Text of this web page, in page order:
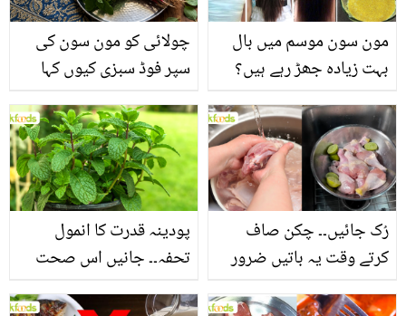
چولائی کو مون سون کی
سپر فوڈ سبزی کیوں کہا
جاتا ہے؟ جانیں وٹامنز،
منرلز اور اینٹی آکسیڈنٹس
سے بھرپور اس سبزی کے
فائدے
مون سون موسم میں بال
بہت زیادہ جھڑ رہے ہیں؟
جانیں بالوں کو مضبوط
بنانے کے چند قدرتی طریقے
پودینہ قدرت کا انمول
تحفہ۔۔ جانیں اس صحت
بخش پتوں کے 10 حیرت
رُک جائیں۔۔ چکن صاف
کرتے وقت یہ باتیں ضرور
یاد رکھیں